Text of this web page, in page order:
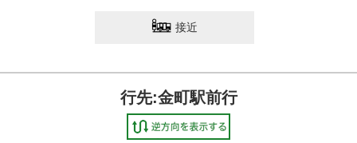
接近
行先:金町駅前行